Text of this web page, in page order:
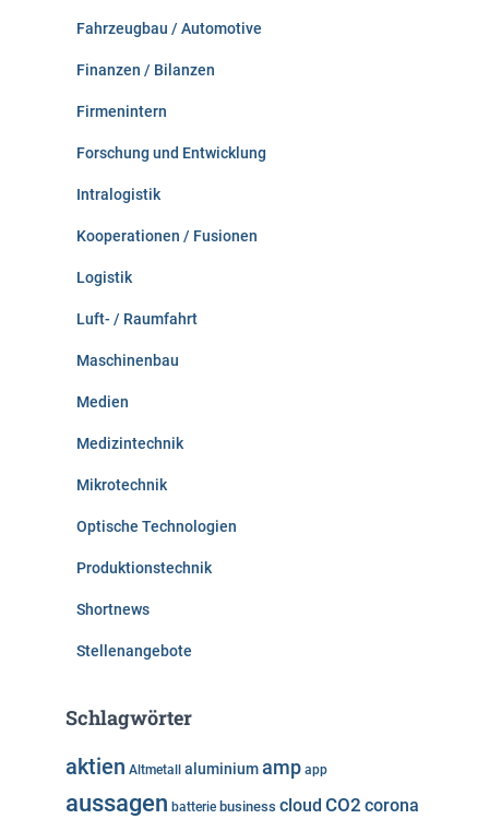
Fahrzeugbau / Automotive
Finanzen / Bilanzen
Firmenintern
Forschung und Entwicklung
Intralogistik
Kooperationen / Fusionen
Logistik
Luft- / Raumfahrt
Maschinenbau
Medien
Medizintechnik
Mikrotechnik
Optische Technologien
Produktionstechnik
Shortnews
Stellenangebote
Schlagwörter
aktien Altmetall aluminiumamp app
aussagen batterie business cloud CO2 corona